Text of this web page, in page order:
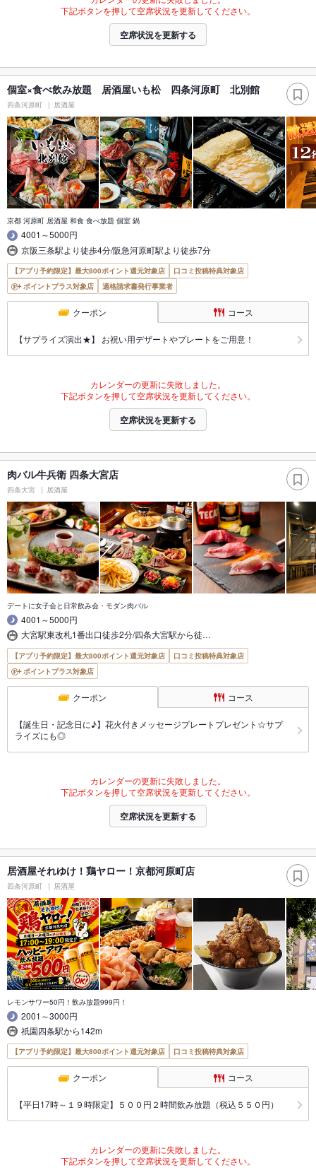
下記ボタンを押して空席状況を更新してください。
空席状況を更新する
個室×食べ飲み放題 居酒屋いも松 四条河原町 北別館
四条河原町 居酒屋
京都 河原町 居酒屋 和食 食べ放題 個室 鍋
4001～5000円
京阪三条駅より徒歩4分/阪急河原町駅より徒歩7分
【アプリ予約限定】最大800ポイント還元対象店
口コミ投稿特典対象店
ポイントプラス対象店
適格請求書発行事業者
クーポン コース
【サプライズ演出★】 お祝い用デザートやプレートをご用意！
カレンダーの更新に失敗しました。
下記ボタンを押して空席状況を更新してください。
空席状況を更新する
肉バル牛兵衛 四条大宮店
四条大宮 居酒屋
デートに女子会と日常飲み会・モダン肉バル
4001～5000円
大宮駅東改札1番出口徒歩2分/四条大宮駅から徒…
【アプリ予約限定】最大800ポイント還元対象店
口コミ投稿特典対象店
ポイントプラス対象店
クーポン コース
【誕生日・記念日に♪】花火付きメッセージプレートプレゼント☆サプ
ライズにも◎
カレンダーの更新に失敗しました。
下記ボタンを押して空席状況を更新してください。
空席状況を更新する
居酒屋それゆけ！鶏ヤロー！京都河原町店
四条河原町 居酒屋
レモンサワー50円！飲み放題999円！
2001～3000円
祇園四条駅から142m
【アプリ予約限定】最大800ポイント還元対象店 口コミ投稿特典対象店
クーポン コース
【平日17時～１９時限定】５００円２時間飲み放題（税込５５０円）
カレンダーの更新に失敗しました。
下記ボタンを押して空席状況を更新してください。